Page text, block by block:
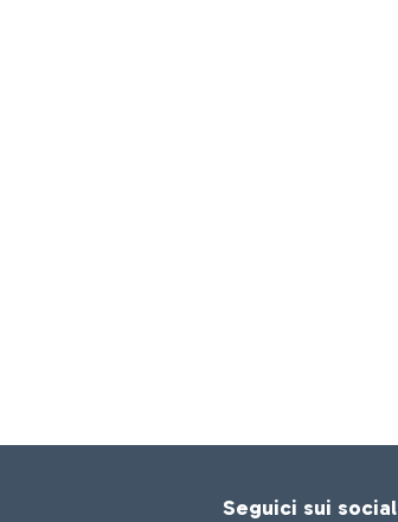
Seguici sui social